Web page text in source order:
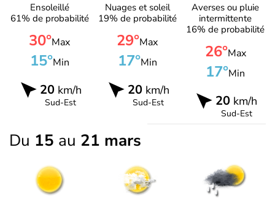
Ensoleillé
61% de probabilité
30°Max
15°Min
20km/h
Sud-Est
Nuages et soleil
19% de probabilité
29°Max
17°Min
20km/h
Sud-Est
Averses ou pluie
intermittente
16% de probabilité
26°Max
17°Min
20 km/h
Sud-Est
Du 15 au 21 mars